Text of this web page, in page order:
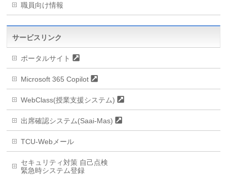
職員向け情報
サービスリンク
ポータルサイト
Microsoft 365 Copilot
WebClass(授業支援システム)
出席確認システム(Saai-Mas)
TCU-Webメール
セキュリティ対策 自己点検
緊急時システム登録